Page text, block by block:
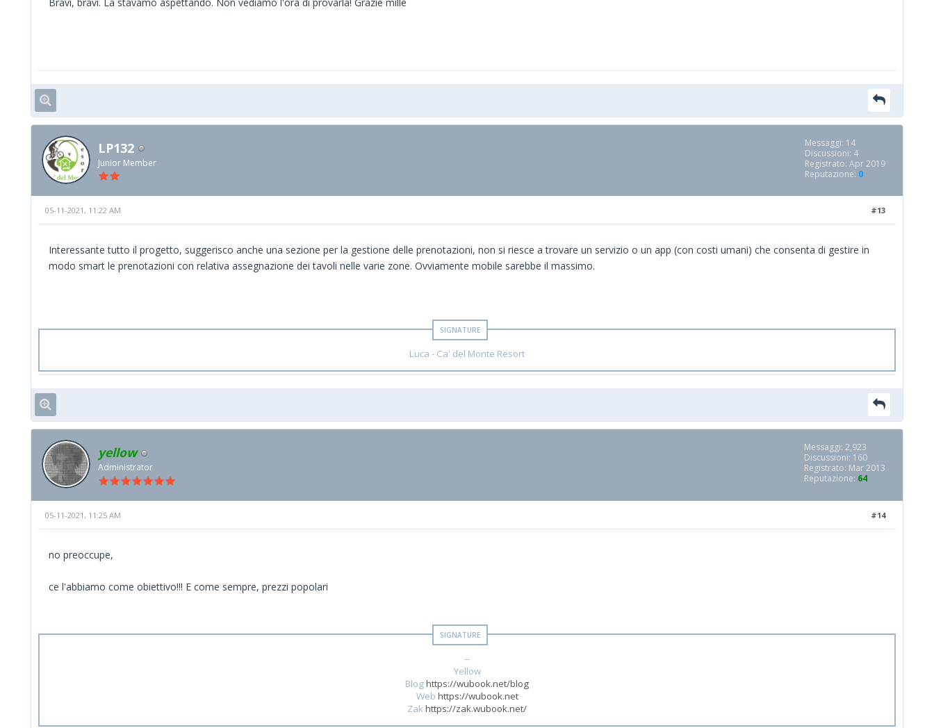
LP132
Junior Member
Messaggi: 14
Discussioni: 4
Registrato: Apr 2019
Reputazione: 0
#13
05-11-2021, 11:22 AM
Interessante tutto il progetto, suggerisco anche una sezione per la gestione delle prenotazioni, non si riesce a trovare un servizio o un app (con costi umani) che consenta di gestire in
modo smart le prenotazioni con relativa assegnazione dei tavoli nelle varie zone. Ovviamente mobile sarebbe il massimo.
Luca - Ca' del Monte Resort
yellow
Administrator
Messaggi: 2,923
Discussioni: 160
Registrato: Mar 2013
Reputazione: 64
#14
05-11-2021, 11:25 AM
no preoccupe,
ce l'abbiamo come obiettivo!!! E come sempre, prezzi popolari
--
Yellow
Bloghttps://wubook.net/blog
Web https://wubook.net
Zakhttps://zak.wubook.net/